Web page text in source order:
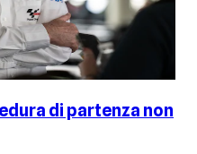
di partenza non